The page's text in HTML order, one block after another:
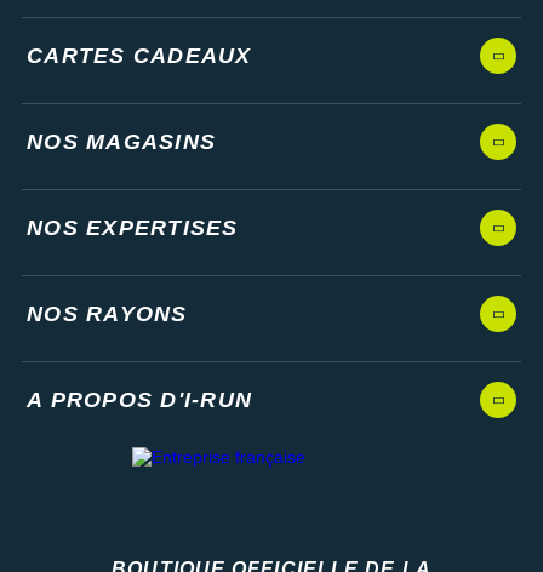
CARTES CADEAUX
NOS MAGASINS
NOS EXPERTISES
NOS RAYONS
A PROPOS D'I-RUN